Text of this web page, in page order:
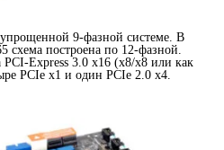
9-фазной системе. В
схема построена по 12-фазной.
PCI-Express 3.0 x16 (x8/x8 или как
PCIe x1 и один PCIe 2.0 x4.